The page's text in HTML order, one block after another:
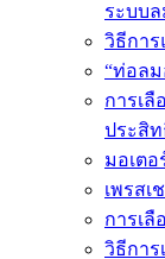
ระบบ
วิธีการ
“ท่อล
การเ
ประสิ
มอเตอ
เพรสเ
การเลื
วิธีการ